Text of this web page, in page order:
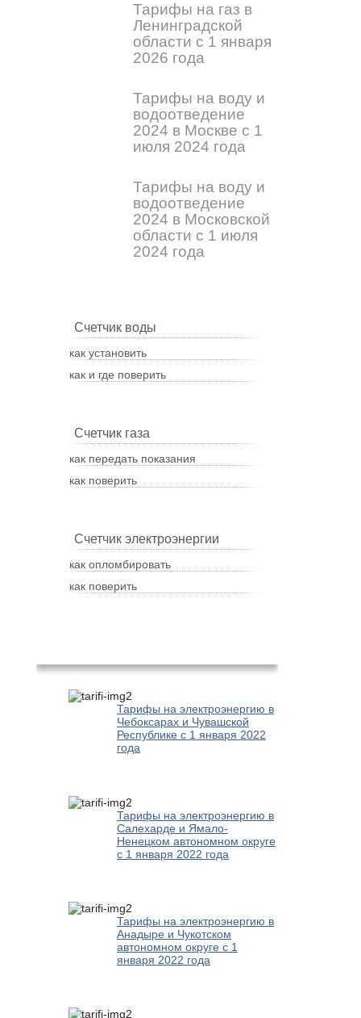
Тарифы на газ в
Ленинградской
области с 1 января
2026 года
Тарифы на воду и
водоотведение
2024 в Москве с 1
июля 2024 года
Тарифы на воду и
водоотведение
2024 в Московской
области с 1 июля
2024 года
Счетчик воды
как установить
как и где поверить
Счетчик газа
как передать показания
как поверить
Счетчик электроэнергии
как опломбировать
как поверить
Тарифы на электроэнергию в
Чебоксарах и Чувашской
Республике с 1 января 2022
года
Тарифы на электроэнергию в
Салехарде и Ямало-
Ненецком автономном округе
с 1 января 2022 года
Тарифы на электроэнергию в
Анадыре и Чукотском
автономном округе с 1
января 2022 года